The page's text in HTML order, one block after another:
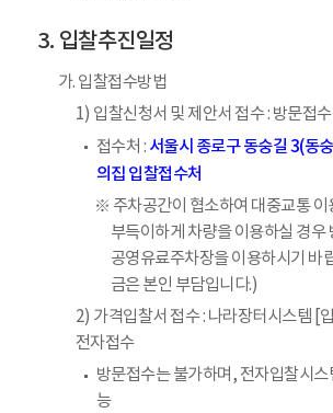
입찰추진일정
가. 입찰접수방법
1) 입찰신청서 및 제안서 접수 : 방문접수
접수처 : 서울시 종로구 동숭길 3(동
의집 입찰접수처
※ 주차공간이 협소하여 대중교통 이
부득이하게 차량을 이용하실 경우
공영유료주차장을 이용하시기 바
금은 본인 부담입니다.)
2) 가격입찰서 접수 : 나라장터시스템 [
전자접수
방문접수는 불가하며, 전자입찰시스
능